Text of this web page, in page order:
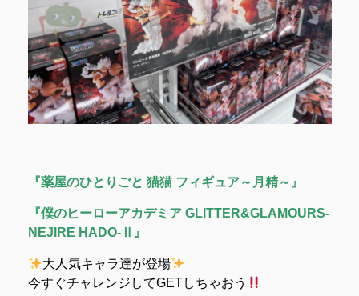
『薬屋のひとりごと 猫猫 フィギュア～月精～』
『僕のヒーローアカデミア GLITTER&GLAMOURS-
NEJIRE HADO-Ⅱ』
大人気キャラ達が登場
今すぐチャレンジしてGETしちゃおう